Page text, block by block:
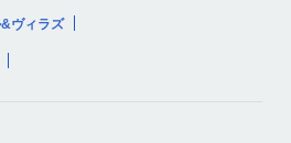
ヴィラズ